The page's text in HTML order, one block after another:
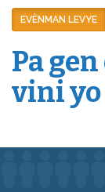
EVÈNMAN LEVYE
Pa
vini